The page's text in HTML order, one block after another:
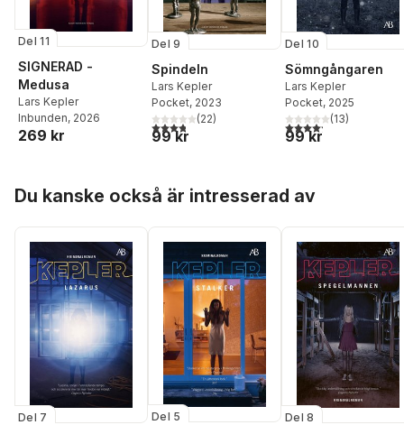
Del 11
SIGNERAD -
Medusa
Lars Kepler
Inbunden, 2026
269 kr
Del 9
Spindeln
Lars Kepler
Pocket, 2023
3,8utav 5 stjärnor. Totalt antal röster:
(22)
99 kr
Del 10
Sömngångaren
Lars Kepler
Pocket, 2025
4,2utav 5 stjärnor.
(13)
99 kr
Du kanske också är intresserad av
Del 7 Del 5 Del 8